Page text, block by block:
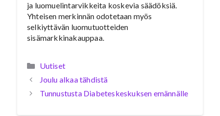
ja luomuelintarvikkeita koskevia säädöksiä.
Yhteisen merkinnän odotetaan myös
selkiyttävän luomutuotteiden
sisämarkkinakauppaa.
Kategoriat
Uutiset
Joulu alkaa tähdistä
Tunnustusta Diabeteskeskuksen emännälle